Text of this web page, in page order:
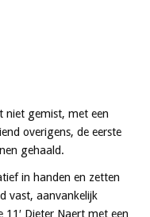
niet gemist, met een
overigens, de eerste
gehaald.
in handen en zetten
vast, aanvankelijk
Dieter Naert met een